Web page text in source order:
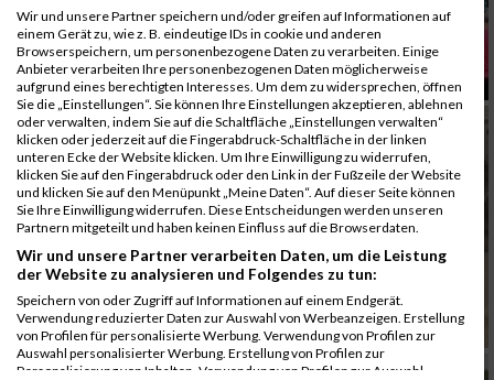
Wir und unsere Partner speichern und/oder greifen auf Informationen auf
einem Gerät zu, wie z. B. eindeutige IDs in cookie und anderen
Browserspeichern, um personenbezogene Daten zu verarbeiten. Einige
Anbieter verarbeiten Ihre personenbezogenen Daten möglicherweise
aufgrund eines berechtigten Interesses. Um dem zu widersprechen, öffnen
Sie die „Einstellungen“. Sie können Ihre Einstellungen akzeptieren, ablehnen
oder verwalten, indem Sie auf die Schaltfläche „Einstellungen verwalten“
klicken oder jederzeit auf die Fingerabdruck-Schaltfläche in der linken
unteren Ecke der Website klicken. Um Ihre Einwilligung zu widerrufen,
klicken Sie auf den Fingerabdruck oder den Link in der Fußzeile der Website
und klicken Sie auf den Menüpunkt „Meine Daten“. Auf dieser Seite können
Sie Ihre Einwilligung widerrufen. Diese Entscheidungen werden unseren
Partnern mitgeteilt und haben keinen Einfluss auf die Browserdaten.
Wir und unsere Partner verarbeiten Daten, um die Leistung
der Website zu analysieren und Folgendes zu tun:
Speichern von oder Zugriff auf Informationen auf einem Endgerät.
Verwendung reduzierter Daten zur Auswahl von Werbeanzeigen. Erstellung
von Profilen für personalisierte Werbung. Verwendung von Profilen zur
Auswahl personalisierter Werbung. Erstellung von Profilen zur
Personalisierung von Inhalten. Verwendung von Profilen zur Auswahl